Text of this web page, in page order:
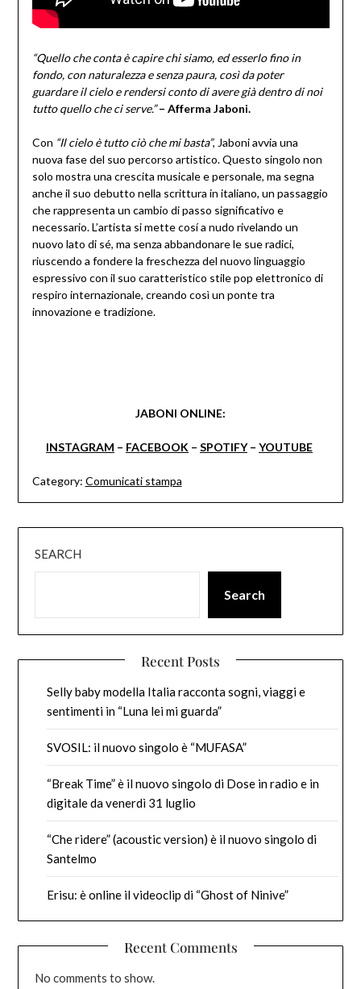
“Quello che conta è capire chi siamo, ed esserlo fino in
fondo, con naturalezza e senza paura, così da poter
guardare il cielo e rendersi conto di avere già dentro di noi
tutto quello che ci serve.”– Afferma Jaboni.
Con “Il cielo è tutto ciò che mi basta”, Jaboni avvia una
nuova fase del suo percorso artistico. Questo singolo non
solo mostra una crescita musicale e personale, ma segna
anche il suo debutto nella scrittura in italiano, un passaggio
che rappresenta un cambio di passo significativo e
necessario. L’artista si mette cosí a nudo rivelando un
nuovo lato di sé, ma senza abbandonare le sue radici,
riuscendo a fondere la freschezza del nuovo linguaggio
espressivo con il suo caratteristico stile pop elettronico di
respiro internazionale, creando così un ponte tra
innovazione e tradizione.
JABONI ONLINE:
INSTAGRAM – FACEBOOK – SPOTIFY– YOUTUBE
Category: Comunicati stampa
SEARCH
Search
Recent Posts
Selly baby modella Italia racconta sogni, viaggi e
sentimenti in “Luna lei mi guarda”
SVOSIL: il nuovo singolo è “MUFASA”
“Break Time” è il nuovo singolo di Dose in radio e in
digitale da venerdì 31 luglio
“Che ridere” (acoustic version) è il nuovo singolo di
Santelmo
Erisu: è online il videoclip di “Ghost of Ninive”
Recent Comments
No comments to show.